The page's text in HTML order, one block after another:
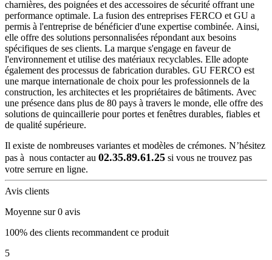
charnières, des poignées et des accessoires de sécurité offrant une
performance optimale. La fusion des entreprises FERCO et GU a
permis à l'entreprise de bénéficier d'une expertise combinée. Ainsi,
elle offre des solutions personnalisées répondant aux besoins
spécifiques de ses clients. La marque s'engage en faveur de
l'environnement et utilise des matériaux recyclables. Elle adopte
également des processus de fabrication durables. GU FERCO est
une marque internationale de choix pour les professionnels de la
construction, les architectes et les propriétaires de bâtiments. Avec
une présence dans plus de 80 pays à travers le monde, elle offre des
solutions de quincaillerie pour portes et fenêtres durables, fiables et
de qualité supérieure.
Il existe de nombreuses variantes et modèles de crémones. N’hésitez
pas à nous contacter au 02.35.89.61.25 si vous ne trouvez pas
votre serrure en ligne.
Avis clients
Moyenne sur 0 avis
100% des clients recommandent ce produit
5